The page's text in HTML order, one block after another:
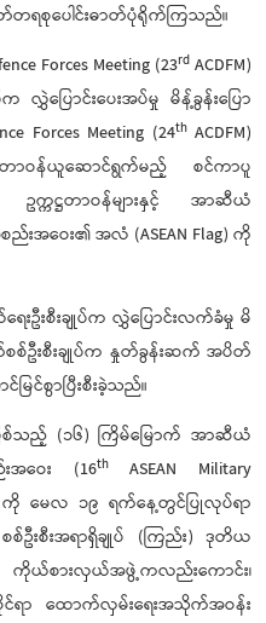
တရစုပေါင်းဓာတ်ပုံရိုက်ကြသည်။
Forces Meeting (23rdACDFM)
လွှဲပြောင်းပေးအပ်မှု မိန့်ခွန်းပြော
Forces Meeting (24thACDFM)
တာဝန်ယူဆောင်ရွက်မည့် စင်ကာပူ
ဥက္ကဋ္ဌတာဝန်များနှင့် အာဆီယံ
ည်းအဝေး၏ အလံ (ASEAN Flag) ကို
းစီးချုပ်က လွှဲပြောင်းလက်ခံမှု မိ
ာ်စစ်ဦးစီးချုပ်က နှုတ်ခွန်းဆက် အပိတ်
မြင်စွာပြီးစီးခဲ့သည်။
စ်သည့် (၁၆) ကြိမ်မြောက် အာဆီယံ
းအဝေး (16thASEAN Military
ကို မေလ ၁၉ ရက်နေ့တွင်ပြုလုပ်ရာ
စ်ဦးစီးအရာရှိချုပ် (ကြည်း) ဒုတိယ
ကိုယ်စားလှယ်အဖွဲ့ကလည်းကောင်း၊
ထောက်လှမ်းရေးအသိုက်အဝန်း